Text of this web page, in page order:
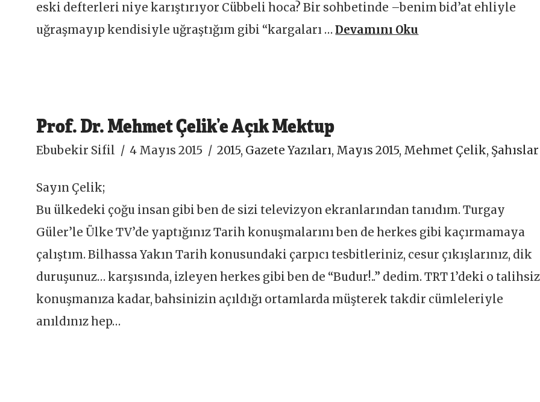
eski defterleri niye karıştırıyor Cübbeli hoca? Bir sohbetinde –benim bid’at ehliyle
uğraşmayıp kendisiyle uğraştığım gibi “kargaları …Devamını Oku
Prof. Dr. Mehmet Çelik’e Açık Mektup
Ebubekir Sifil 4 Mayıs 2015 2015, Gazete Yazıları, Mayıs 2015, Mehmet Çelik, Şahıslar
Sayın Çelik;
Bu ülkedeki çoğu insan gibi ben de sizi televizyon ekranlarından tanıdım. Turgay
Güler’le Ülke TV’de yaptığınız Tarih konuşmalarını ben de herkes gibi kaçırmamaya
çalıştım. Bilhassa Yakın Tarih konusundaki çarpıcı tesbitleriniz, cesur çıkışlarınız, dik
duruşunuz… karşısında, izleyen herkes gibi ben de “Budur!..” dedim. TRT 1’deki o talihsiz
konuşmanıza kadar, bahsinizin açıldığı ortamlarda müşterek takdir cümleleriyle
anıldınız hep…